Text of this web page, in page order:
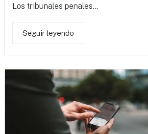
Los tribunales penales...
Seguir leyendo